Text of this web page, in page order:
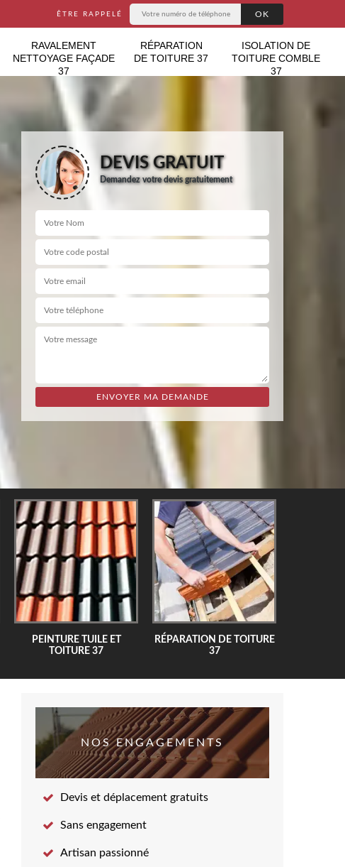
ÊTRE RAPPELÉ
RAVALEMENT
NETTOYAGE FAÇADE
37
RÉPARATION
DE TOITURE 37
ISOLATION DE
TOITURE COMBLE
37
DEVIS GRATUIT
Demandez votre devis gratuitement
PEINTURE TUILE ET
TOITURE 37
RÉPARATION DE TOITURE
37
NOS ENGAGEMENTS
Devis et déplacement gratuits
Sans engagement
Artisan passionné